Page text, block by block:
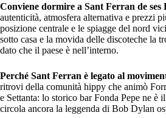
Conviene dormire a Sant Ferran de ses
autenticità, atmosfera alternativa e prezzi
posizione centrale e le spiagge del nord
sotto casa e la movida delle discoteche la
dato che il paese è nell’interno.
Perché Sant Ferran è legato al
ritrovi della comunità hippy che animò
e Settanta: lo storico bar Fonda Pepe ne è
circola ancora la leggenda di Bob Dylan